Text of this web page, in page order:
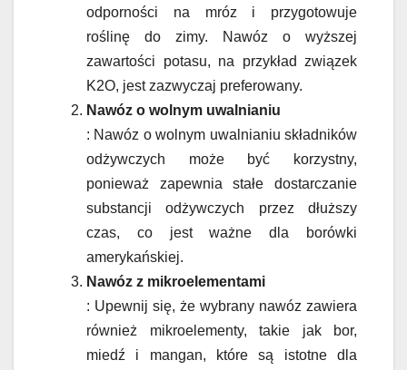
odporności na mróz i przygotowuje
roślinę do zimy. Nawóz o wyższej
zawartości potasu, na przykład związek
K2O, jest zazwyczaj preferowany.
Nawóz o wolnym uwalnianiu
: Nawóz o wolnym uwalnianiu składników
odżywczych może być korzystny,
ponieważ zapewnia stałe dostarczanie
substancji odżywczych przez dłuższy
czas, co jest ważne dla borówki
amerykańskiej.
Nawóz z mikroelementami
: Upewnij się, że wybrany nawóz zawiera
również mikroelementy, takie jak bor,
miedź i mangan, które są istotne dla